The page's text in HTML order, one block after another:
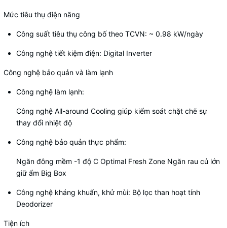
Mức tiêu thụ điện năng
Công suất tiêu thụ công bố theo TCVN: ~ 0.98 kW/ngày
Công nghệ tiết kiệm điện: Digital Inverter
Công nghệ bảo quản và làm lạnh
Công nghệ làm lạnh:
Công nghệ All-around Cooling giúp kiểm soát chặt chẽ sự
thay đổi nhiệt độ
Công nghệ bảo quản thực phẩm:
Ngăn đông mềm -1 độ C Optimal Fresh Zone Ngăn rau củ lớn
giữ ẩm Big Box
Công nghệ kháng khuẩn, khử mùi: Bộ lọc than hoạt tính
Deodorizer
Tiện ích